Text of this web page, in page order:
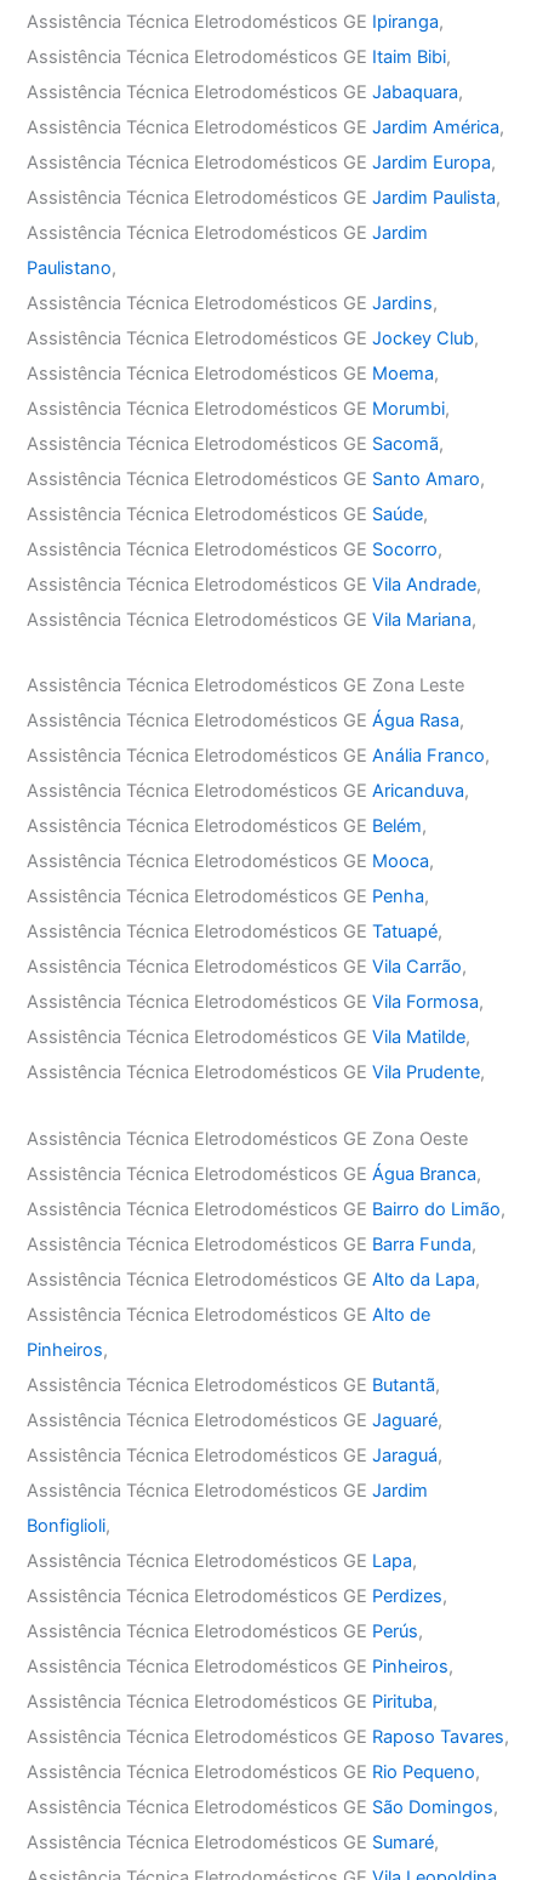
Assistência Técnica Eletrodomésticos GE Ipiranga,
Assistência Técnica Eletrodomésticos GE Itaim Bibi,
Assistência Técnica Eletrodomésticos GEJabaquara,
Assistência Técnica Eletrodomésticos GEJardim América,
Assistência Técnica Eletrodomésticos GEJardim Europa,
Assistência Técnica Eletrodomésticos GEJardim Paulista,
Assistência Técnica Eletrodomésticos GEJardim
Paulistano,
Assistência Técnica Eletrodomésticos GEJardins,
Assistência Técnica Eletrodomésticos GEJockey Club,
Assistência Técnica Eletrodomésticos GE Moema,
Assistência Técnica Eletrodomésticos GE Morumbi,
Assistência Técnica Eletrodomésticos GE Sacomã,
Assistência Técnica Eletrodomésticos GE Santo Amaro,
Assistência Técnica Eletrodomésticos GE Saúde,
Assistência Técnica Eletrodomésticos GE Socorro,
Assistência Técnica Eletrodomésticos GEVila Andrade,
Assistência Técnica Eletrodomésticos GEVila Mariana,
Assistência Técnica Eletrodomésticos GE Zona Leste
Assistência Técnica Eletrodomésticos GEÁgua Rasa,
Assistência Técnica Eletrodomésticos GEAnália Franco,
Assistência Técnica Eletrodomésticos GEAricanduva,
Assistência Técnica Eletrodomésticos GE Belém,
Assistência Técnica Eletrodomésticos GE Mooca,
Assistência Técnica Eletrodomésticos GE Penha,
Assistência Técnica Eletrodomésticos GETatuapé,
Assistência Técnica Eletrodomésticos GEVila Carrão,
Assistência Técnica Eletrodomésticos GEVila Formosa,
Assistência Técnica Eletrodomésticos GEVila Matilde,
Assistência Técnica Eletrodomésticos GEVila Prudente,
Assistência Técnica Eletrodomésticos GE Zona Oeste
Assistência Técnica Eletrodomésticos GEÁgua Branca,
Assistência Técnica Eletrodomésticos GE Bairro do Limão,
Assistência Técnica Eletrodomésticos GE Barra Funda,
Assistência Técnica Eletrodomésticos GEAlto da Lapa,
Assistência Técnica Eletrodomésticos GEAlto de
Pinheiros,
Assistência Técnica Eletrodomésticos GE Butantã,
Assistência Técnica Eletrodomésticos GEJaguaré,
Assistência Técnica Eletrodomésticos GEJaraguá,
Assistência Técnica Eletrodomésticos GEJardim
Bonfiglioli,
Assistência Técnica Eletrodomésticos GE Lapa,
Assistência Técnica Eletrodomésticos GE Perdizes,
Assistência Técnica Eletrodomésticos GE Perús,
Assistência Técnica Eletrodomésticos GE Pinheiros,
Assistência Técnica Eletrodomésticos GE Pirituba,
Assistência Técnica Eletrodomésticos GE Raposo Tavares,
Assistência Técnica Eletrodomésticos GE Rio Pequeno,
Assistência Técnica Eletrodomésticos GE São Domingos,
Assistência Técnica Eletrodomésticos GE Sumaré,